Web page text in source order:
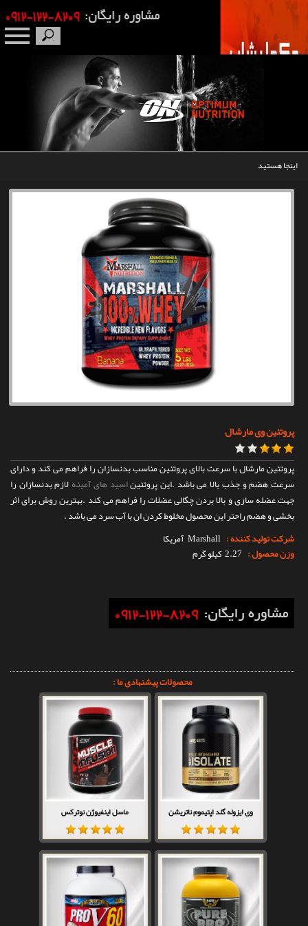
اینجا هستید
پروتئین وی مارشال
پروتئین مارشال با سرعت بالای پروتئین مناسب بدنسازان را فراهم می کند و دارای
سرعت هضم و جذب بالا می باشد .این پروتئیناسید های آمینهلازم بدنسازان را
جهت عضله سازی و بالا بردن چگالی عضلات را فراهم می کند .بهترین روش برای اثر
بخشی و هضم راحتر این محصول مخلوط کردن ان با آب سرد می باشد .
شرکت تولید کننده : Marshall آمریکا
وزن محصول : 2.27 کیلو گرم
محصولات پیشنهادی ما :
وی ایزوله گلد اپتیموم ناتریشن ماسل اینفیوژن نوترکس